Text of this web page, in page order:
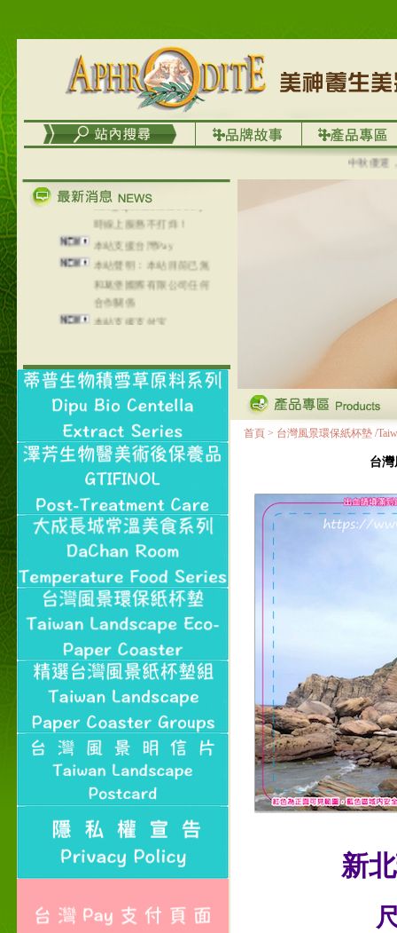
中秋優選，大
在外租屋者、居住處無管
理員、不方便在工作地點
取件者，歡迎多多使用
【郵局i郵箱】的服務喔～
【i郵箱】設立的地點，請
進入內頁連結～
Line@aphrodite2020 24小
時線上服務不打烊！
本站支援台灣Pay
本站聲明：本站目前已無
和葛堡國際有限公司任何
合作關係
本站支援支付宝
2017年1月1日起，中国大
首頁 > 台灣風景環保紙杯墊 /
台灣
新